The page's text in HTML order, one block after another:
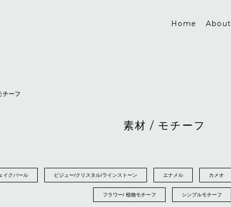
Home About
チーフ
素材 / モチーフ
イクパール ビジュー/クリスタル/ラインストーン エナメル カメオ
フラワー/ 植物モチーフ シンプルモチーフ